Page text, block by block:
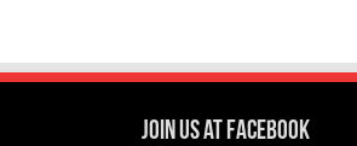
Join us at Facebook